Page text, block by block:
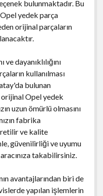
bulunmaktadır. Bu
yedek parça
orijinal parçaların
dayanıklılığını
kullanılması
bulunan
Opel yedek
uzun ömürlü olmasını
fabrika
ve kalite
güvenilirliği ve uyumu
takabilirsiniz.
avantajlarından biri de
yapılan işlemlerin